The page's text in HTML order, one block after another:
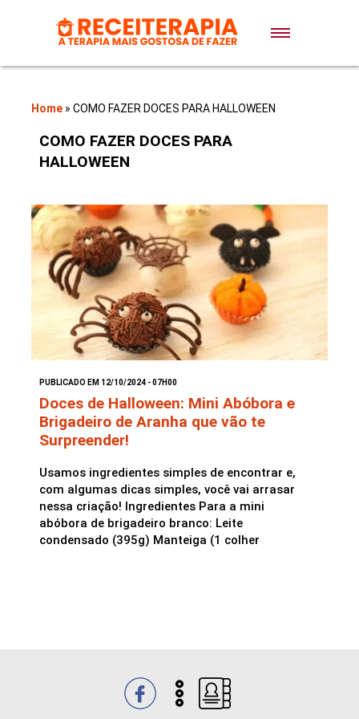
Doces e Sobremesas
Massas
Bolos
Pães
Sopas
Saladas
Home » COMO FAZER DOCES PARA HALLOWEEN
COMO FAZER DOCES PARA
HALLOWEEN
PUBLICADO EM 12/10/2024 - 07H00
Doces de Halloween: Mini Abóbora e
Brigadeiro de Aranha que vão te
Surpreender!
Usamos ingredientes simples de encontrar e,
com algumas dicas simples, você vai arrasar
nessa criação! Ingredientes Para a mini
abóbora de brigadeiro branco: Leite
condensado (395g) Manteiga (1 colher